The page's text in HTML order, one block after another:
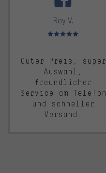
Roy V.
Bewertungen: 5 von 5
Guter Preis, super
Auswahl,
freundlicher
Service am Telefon
und schneller
Versand.